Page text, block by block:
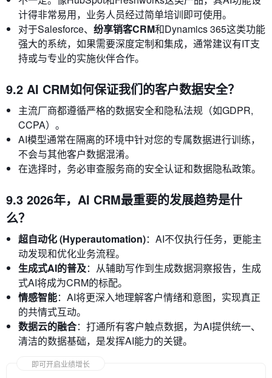
计得非常易用，业务人员经过简单培训即可使用。
对于Salesforce、 纷享销客CRM和Dynamics 365这类功能
强大的系统，如果需要深度定制和集成，通常建议有IT支
持或与专业的实施伙伴合作。
9.2 AI CRM如何保证我们的客户数据安全？
主流厂商都遵循严格的数据安全和隐私法规（如GDPR,
CCPA）。
AI模型通常在隔离的环境中针对您的专属数据进行训练，
不会与其他客户数据混淆。
在选择时，务必审查服务商的安全认证和数据隐私政策。
9.3 2026年，AI CRM最重要的发展趋势是什
么？
超自动化 (Hyperautomation)：AI不仅执行任务，更能主
动发现和优化业务流程。
生成式AI的普及：从辅助写作到生成数据洞察报告，生成
式AI将成为CRM的标配。
情感智能：AI将更深入地理解客户情绪和意图，实现真正
的共情式互动。
数据云的融合：打通所有客户触点数据，为AI提供统一、
清洁的数据基础，是发挥AI能力的关键。
即可开启业绩增长